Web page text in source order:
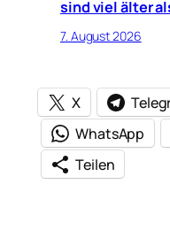
sind viel älter
7. August 2026
X
WhatsApp
Teilen